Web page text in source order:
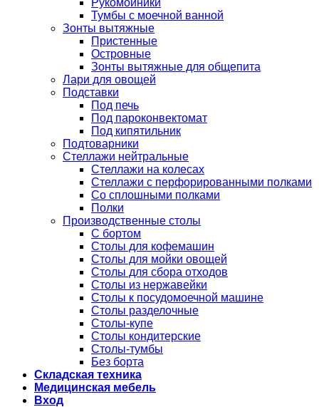
Рукомойники
Тумбы с моечной ванной
Зонты вытяжные
Пристенные
Островные
Зонты вытяжные для общепита
Лари для овощей
Подставки
Под печь
Под пароконвектомат
Под кипятильник
Подтоварники
Стеллажи нейтральные
Стеллажи на колесах
Стеллажи с перфорированными полками
Со сплошными полками
Полки
Производственные столы
С бортом
Столы для кофемашин
Столы для мойки овощей
Столы для сбора отходов
Столы из нержавейки
Столы к посудомоечной машине
Столы разделочные
Столы-купе
Столы кондитерские
Столы-тумбы
Без борта
Складская техника
Медицинская мебель
Вход